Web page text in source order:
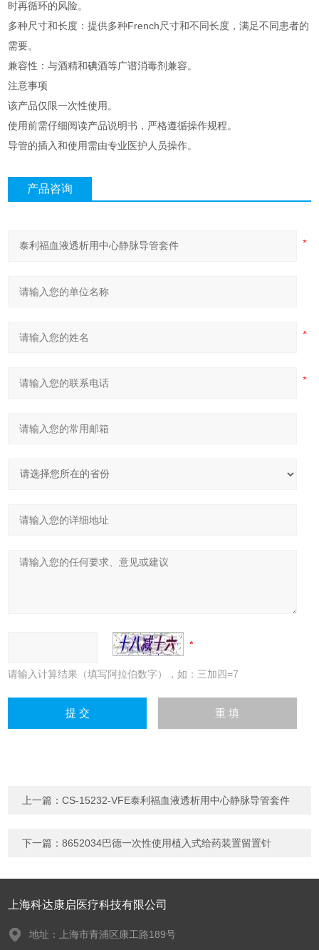
时再循环的风险。
多种尺寸和长度：提供多种French尺寸和不同长度，满足不同患者的
需要。
兼容性：与酒精和碘酒等广谱消毒剂兼容。
注意事项
该产品仅限一次性使用。
使用前需仔细阅读产品说明书，严格遵循操作规程。
导管的插入和使用需由专业医护人员操作。
产品咨询
请输入计算结果（填写阿拉伯数字），如：三加四=7
上一篇：CS-15232-VFE泰利福血液透析用中心静脉导管套件
下一篇：8652034巴德一次性使用植入式给药装置留置针
上海科达康启医疗科技有限公司
地址：上海市青浦区康工路189号